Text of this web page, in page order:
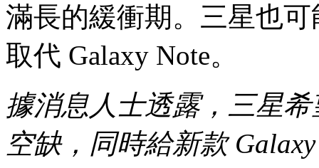
滿長的緩衝期。三星也
取代 Galaxy Note。
據消息人士透露，三星
空缺，同時給新款